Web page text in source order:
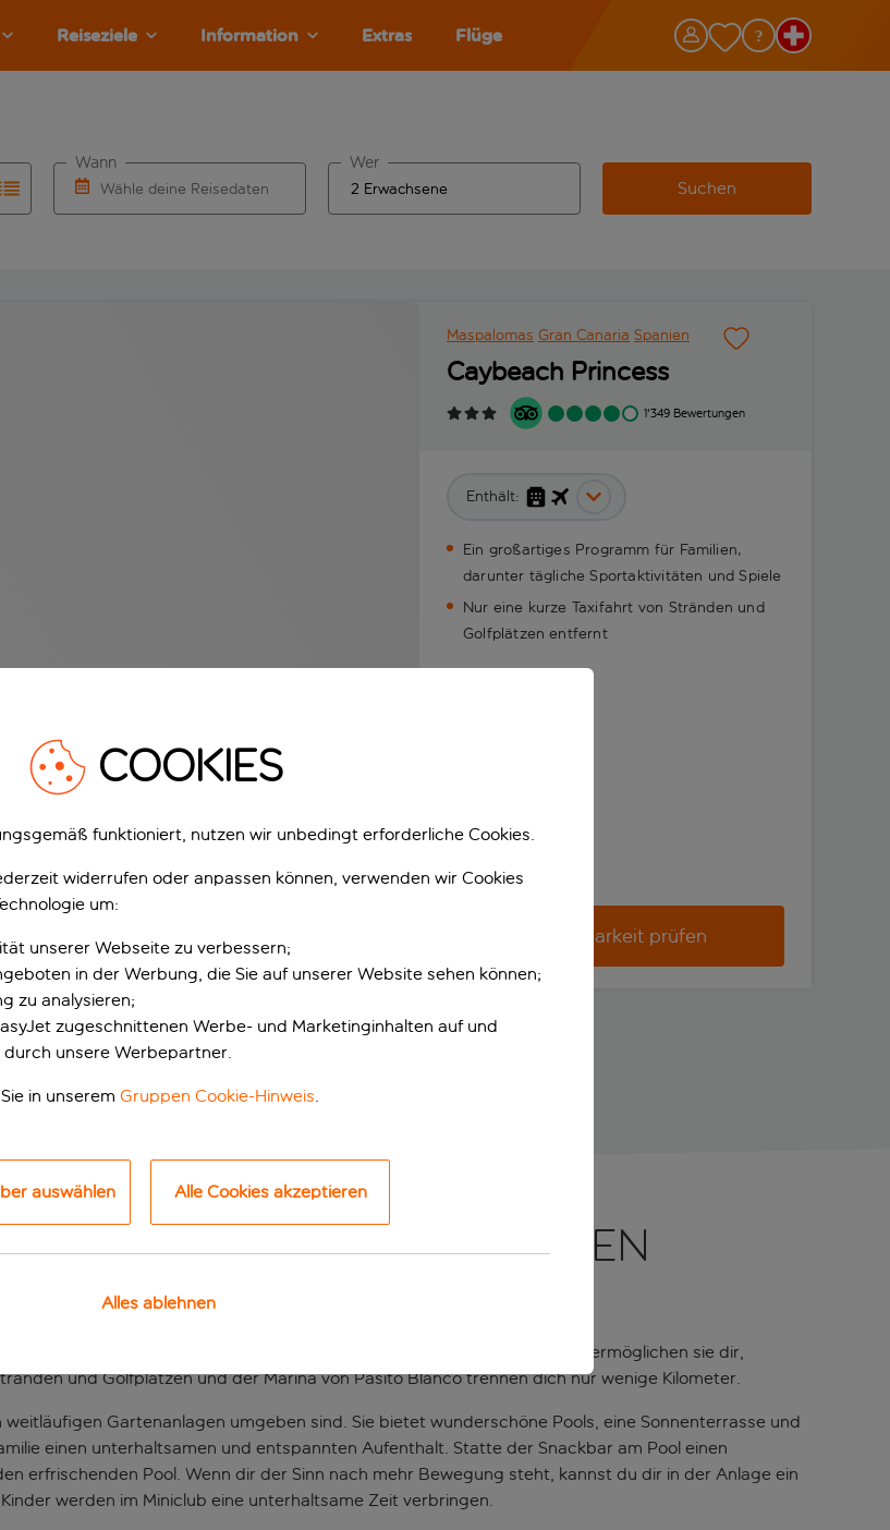
Reiseziele Information Extras Flüge
Wähle deine Reisedaten
Wann Wer
Suchen
Maspalomas Gran Canaria Spanien
Caybeach Princess
1'349 Bewertungen
Enthält:
Ein großartiges Programm für Familien,
darunter tägliche Sportaktivitäten und Spiele
Nur eine kurze Taxifahrt von Stränden und
Golfplätzen entfernt
Verfügbarkeit prüfen
das einen unterhaltsamen
Gegend um Maspalomas im Süden der Insel. Dank ihrer idealen Lage ermöglichen sie dir,
und Golfplätzen und der Marina von Pasito Blanco trennen dich nur wenige Kilometer.
Gartenanlagen umgeben sind. Sie bietet wunderschöne Pools, eine Sonnenterrasse und
einen unterhaltsamen und entspannten Aufenthalt. Statte der Snackbar am Pool einen
erfrischenden Pool. Wenn dir der Sinn nach mehr Bewegung steht, kannst du dir in der Anlage ein
werden im Miniclub eine unterhaltsame Zeit verbringen.
COOKIES
funktioniert, nutzen wir unbedingt erforderliche Cookies.
widerrufen oder anpassen können, verwenden wir Cookies
um:
unserer Webseite zu verbessern;
in der Werbung, die Sie auf unserer Website sehen können;
zu analysieren;
zugeschnittenen Werbe- und Marketinginhalten auf und
unsere Werbepartner.
in unserem Gruppen Cookie-Hinweis.
auswählen Alle Cookies akzeptieren
Alles ablehnen